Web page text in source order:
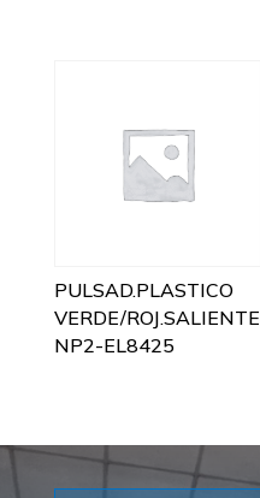
PULSAD.PLASTICO
VERDE/ROJ.SALIENTE
NP2-EL8425